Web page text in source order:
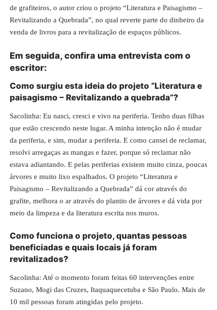
de grafiteiros, o autor criou o projeto “Literatura e Paisagismo –
Revitalizando a Quebrada”, no qual reverte parte do dinheiro da
venda de livros para a revitalização de espaços públicos.
Em seguida, confira uma entrevista com o
escritor:
Como surgiu esta ideia do projeto “Literatura e
paisagismo – Revitalizando a quebrada”?
Sacolinha: Eu nasci, cresci e vivo na periferia. Tenho duas filhas
que estão crescendo neste lugar. A minha intenção não é mudar
da periferia, e sim, mudar a periferia. E como cansei de reclamar,
resolvi arregaças as mangas e fazer, porque só reclamar não
estava adiantando. E pelas periferias existem muito cinza, poucas
árvores e muito lixo espalhados. O projeto “Literatura e
Paisagismo – Revitalizando a Quebrada” dá cor através do
grafite, melhora o ar através do plantio de árvores e dá vida por
meio da limpeza e da literatura escrita nos muros.
Como funciona o projeto, quantas pessoas
beneficiadas e quais locais já foram
revitalizados?
Sacolinha: Até o momento foram feitas 60 intervenções entre
Suzano, Mogi das Cruzes, Itaquaquecetuba e São Paulo. Mais de
10 mil pessoas foram atingidas pelo projeto.